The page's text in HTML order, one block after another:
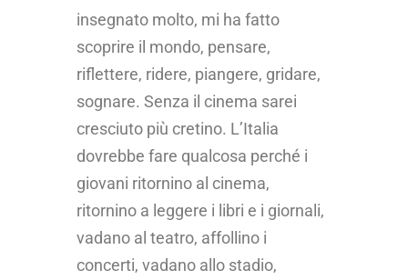
insegnato molto, mi ha fatto
scoprire il mondo, pensare,
riflettere, ridere, piangere, gridare,
sognare. Senza il cinema sarei
cresciuto più cretino. L’Italia
dovrebbe fare qualcosa perché i
giovani ritornino al cinema,
ritornino a leggere i libri e i giornali,
vadano al teatro, affollino i
concerti, vadano allo stadio,